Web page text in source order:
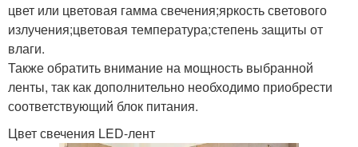
цвет или цветовая гамма свечения;яркость светового
излучения;цветовая температура;степень защиты от
влаги.
Также обратить внимание на мощность выбранной
ленты, так как дополнительно необходимо приобрести
соответствующий блок питания.
Цвет свечения LED-лент